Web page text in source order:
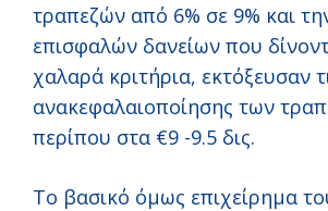
τραπεζών από 6% σε 9% και
επισφαλών δανείων που
χαλαρά κριτήρια, εκτόξευσαν
ανακεφαλαιοποίησης των
περίπου στα €9 -9.5 δις.
Το βασικό όμως επιχείρημα